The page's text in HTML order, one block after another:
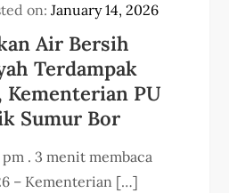
on:January 14, 2026
Air Bersih
Terdampak
Kementerian PU
Sumur Bor
pm . 3 menit membaca
– Kementerian […]